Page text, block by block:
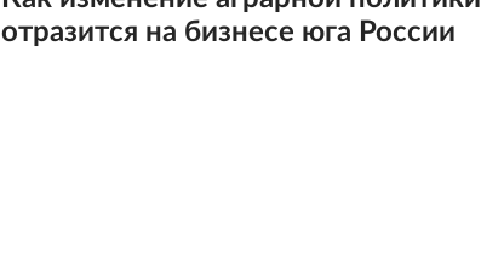
отразится на бизнесе юга России